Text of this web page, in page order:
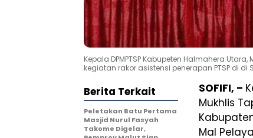
Kepala DPMPTSP Kabupeten Halmahera
kegiatan rakor asistensi penerapan PTSP di di
SOFIFI, –
Mukhlis
Mal
Berita Terkait
Peletakan Batu Pertama
Masjid Nurul Fasyah
Takome Digelar,